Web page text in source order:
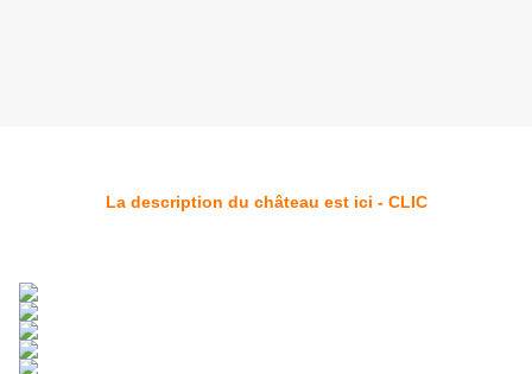
La description du château est ici - CLIC